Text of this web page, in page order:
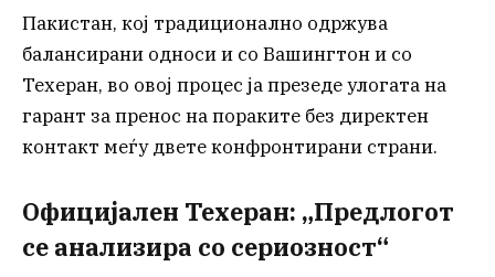
Пакистан, кој традиционално одржува
балансирани односи и со Вашингтон и со
Техеран, во овој процес ја презеде улогата на
гарант за пренос на пораките без директен
контакт меѓу двете конфронтирани страни.
Официјален Техеран: „Предлогот
се анализира со сериозност“